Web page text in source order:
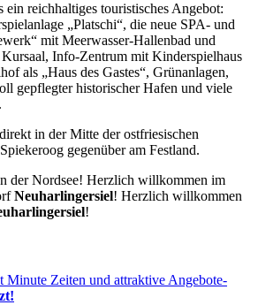
reichhaltiges touristisches Angebot:
„Platschi“, die neue SPA- und
mit Meerwasser-Hallenbad und
Kursaal, Info-Zentrum mit Kinderspielhaus
als „Haus des Gastes“, Grünanlagen,
gepflegter historischer Hafen und viele
in der Mitte der ostfriesischen
gegenüber am Festland.
der Nordsee! Herzlich willkommen im
Neuharlingersiel! Herzlich willkommen
!
Minute Zeiten und attraktive Angebote-